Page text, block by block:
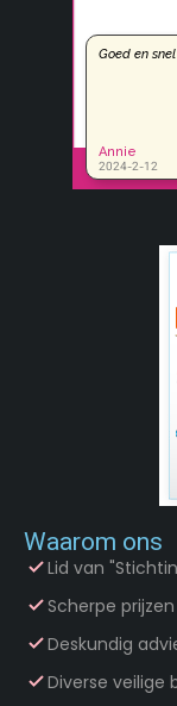
Waarom ons
Lid van
Scherpe prijzen
Deskundig
Diverse veilige